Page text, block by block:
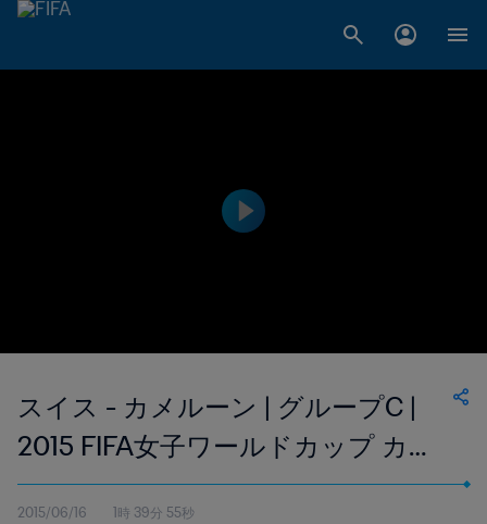
スイス - カメルーン | グループC |
2015 FIFA女子ワールドカップ カナ
ダ | ハイライト
2015/06/16 1時 39分 55秒